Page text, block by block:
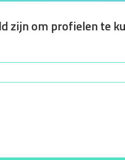
zijn om profielen te